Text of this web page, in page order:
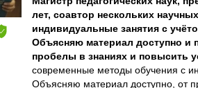
лет, соавтор нескольких
индивидуальные занятия с
Объясняю материал доступно и
пробелы в знаниях и повысить
современные методы обучения с
Объясняю материал доступно, от